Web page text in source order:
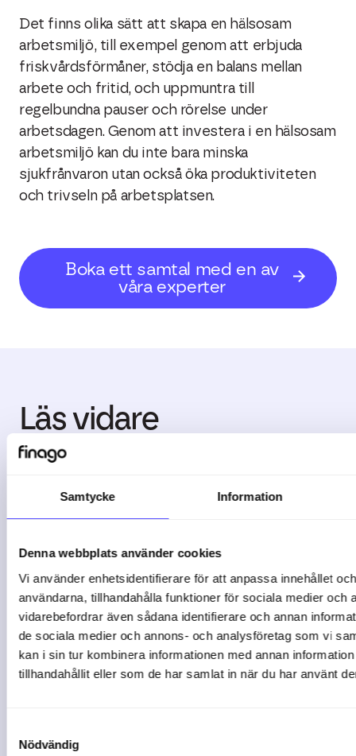
Samtycke Information
Denna webbplats använder cookies
Vi använder enhetsidentifierare för att anpassa innehållet
användarna, tillhandahålla funktioner för sociala medier och
vidarebefordrar även sådana identifierare och annan
de sociala medier och annons- och analysföretag som vi
kan i sin tur kombinera informationen med annan
tillhandahållit eller som de har samlat in när du har använt
Nödvändig
Det finns olika sätt att skapa en hälsosam
arbetsmiljö, till exempel genom att erbjuda
friskvårdsförmåner, stödja en balans mellan
arbete och fritid, och uppmuntra till
regelbundna pauser och rörelse under
arbetsdagen. Genom att investera i en hälsosam
arbetsmiljö kan du inte bara minska
sjukfrånvaron utan också öka produktiviteten
och trivseln på arbetsplatsen.
Boka ett samtal med en av
våra experter
Läs vidare
3 min lästid
kapasitet, frister ...